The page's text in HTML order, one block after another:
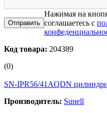
Нажимая на
соглашаетесь с
Код товара: 204389
(0)
SN-IPR56/41AQDN
Производитель: Sunell